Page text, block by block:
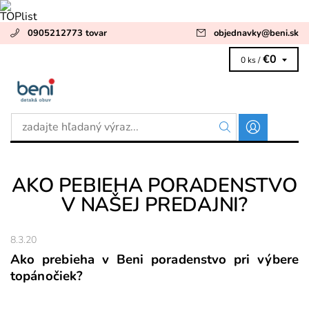
0905212773 tovar objednavky@beni.sk
0 ks / €0
AKO PEBIEHA PORADENSTVO
V NAŠEJ PREDAJNI?
8.3.20
Ako prebieha v Beni poradenstvo pri výbere
topánočiek?